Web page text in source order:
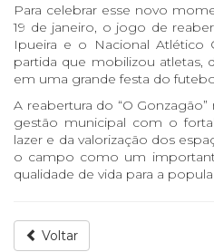
Para celebrar esse novo
19 de janeiro, o jogo de
Ipueira e o Nacional Atlético
partida que mobilizou atletas,
em uma grande festa do
A reabertura do “O
gestão municipal com o
lazer e da valorização dos
o campo como um
qualidade de vida para a
Voltar